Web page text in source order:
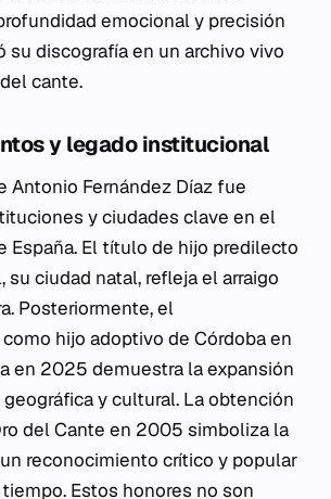
emocional y precisión
su discografía en un archivo vivo
cante.
y legado institucional
Antonio Fernández Díaz fue
y ciudades clave en el
España. El título de hijo predilecto
su ciudad natal, refleja el arraigo
Posteriormente, el
hijo adoptivo de Córdoba en
en 2025 demuestra la expansión
y cultural. La obtención
del Cante en 2005 simboliza la
reconocimiento crítico y popular
Estos honores no son